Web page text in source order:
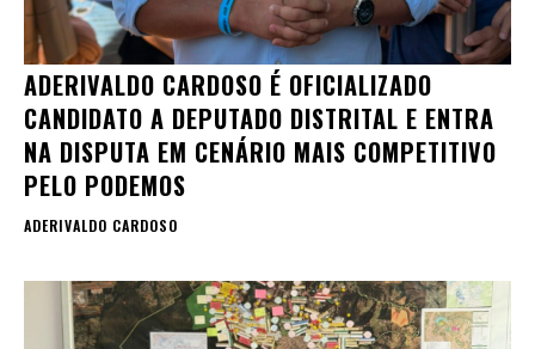
ADERIVALDO CARDOSO É OFICIALIZADO
CANDIDATO A DEPUTADO DISTRITAL E ENTRA
NA DISPUTA EM CENÁRIO MAIS COMPETITIVO
PELO PODEMOS
ADERIVALDO CARDOSO